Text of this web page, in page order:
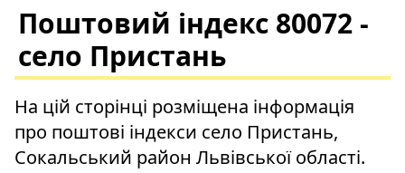
Поштовий індекс 80072 -
село Пристань
На цій сторінці розміщена інформація
про поштові індекси село Пристань,
Сокальський район Львівської області.